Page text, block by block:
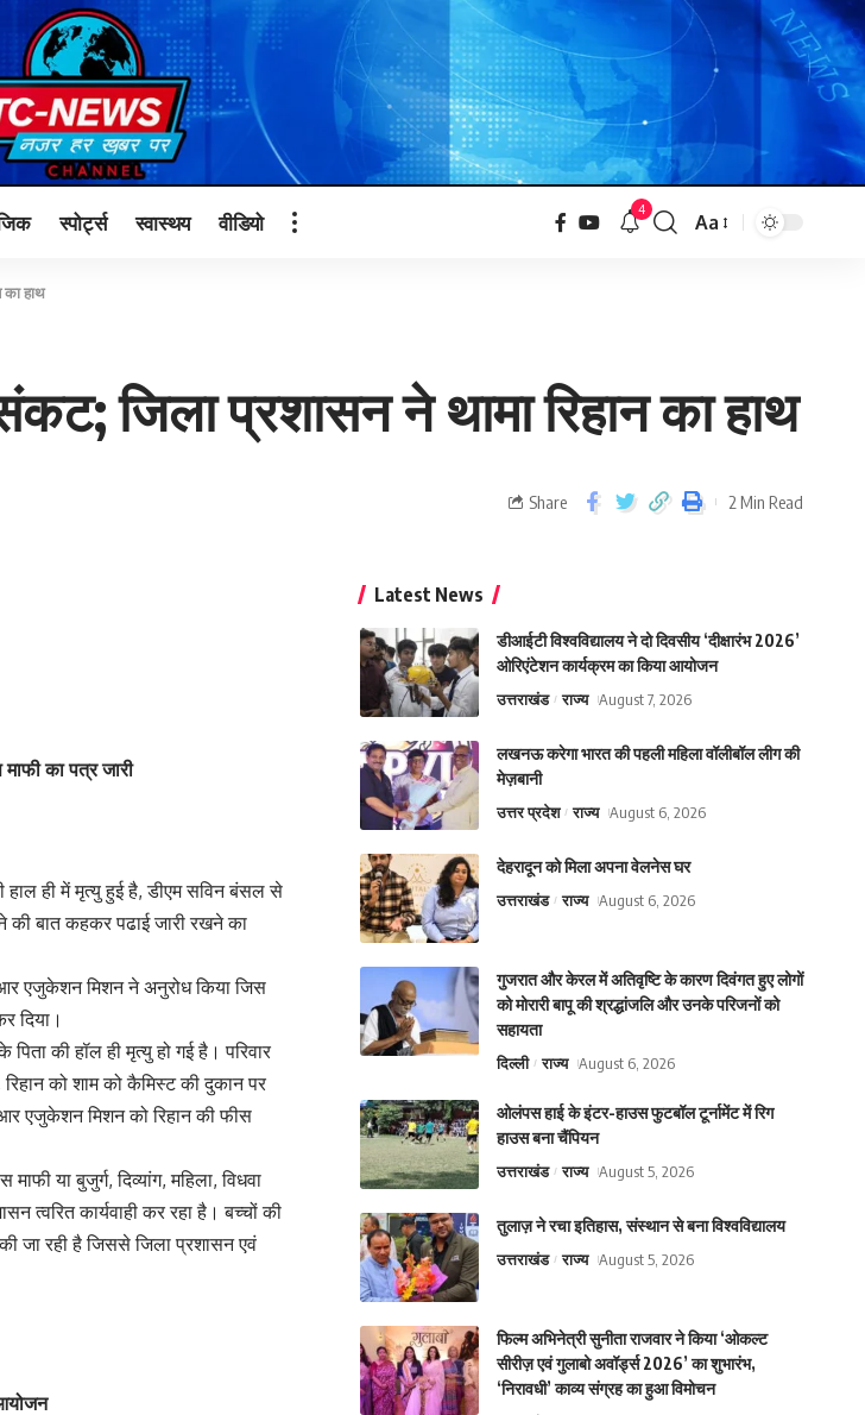
स्पोर्ट्स स्वास्थय वीडियो 4
Aa
का हाथ
जिला प्रशासन ने थामा रिहान का हाथ
Share 2 Min Read
का पत्र जारी
हाल ही में मृत्यु हुई है, डीएम सविन बंसल से
की बात कहकर पढाई जारी रखने का
एजुकेशन मिशन ने अनुरोध किया जिस
दिया।
की हॉल ही मृत्यु हो गई है। परिवार
को शाम को कैमिस्ट की दुकान पर
एजुकेशन मिशन को रिहान की फीस
या बुजुर्ग, दिव्यांग, महिला, विधवा
त्वरित कार्यवाही कर रहा है। बच्चों की
की जा रही है जिससे जिला प्रशासन एवं
आयोजन
Latest News
डीआईटी विश्वविद्यालय ने दो दिवसीय ‘दीक्षारंभ 2026’
ओरिएंटेशन कार्यक्रम का किया आयोजन
उत्तराखंड राज्य August 7, 2026
लखनऊ करेगा भारत की पहली महिला वॉलीबॉल लीग की
मेज़बानी
उत्तर प्रदेश राज्य August 6, 2026
देहरादून को मिला अपना वेलनेस घर
उत्तराखंड राज्य August 6, 2026
गुजरात और केरल में अतिवृष्टि के कारण दिवंगत हुए लोगों
को मोरारी बापू की श्रद्धांजलि और उनके परिजनों को
सहायता
दिल्ली राज्य August 6, 2026
ओलंपस हाई के इंटर-हाउस फुटबॉल टूर्नामेंट में रिग
हाउस बना चैंपियन
उत्तराखंड राज्य August 5, 2026
तुलाज़ ने रचा इतिहास, संस्थान से बना विश्वविद्यालय
उत्तराखंड राज्य August 5, 2026
फिल्म अभिनेत्री सुनीता राजवार ने किया ‘ओकल्ट
सीरीज़ एवं गुलाबो अवॉर्ड्स 2026’ का शुभारंभ,
‘निरावधी’ काव्य संग्रह का हुआ विमोचन